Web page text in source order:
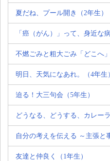
夏だね、プール開き（2年生）
「癌（がん）」って、身近な
不燃ごみと粗大ごみ「どこへ
明日、天気になあれ。（4年生）
迫る！大三句会（5年生）
どうなる、どうする、カレー
自分の考えを伝える ～主張と
友達と仲良く（1年生）